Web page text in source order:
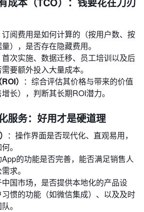
订阅费用是如何计算的（按用户数、按
），是否存在隐藏费用。
首次实施、数据迁移、员工培训以及后
要额外投入大量成本。
） ：综合评估其价格与带来的价值
增长），判断其长期ROI潜力。
服务：好用才是硬道理
：操作界面是否现代化、直观易用，
。
的功能是否完善，能否满足销售人
求。
中国市场，是否提供本地化的产品设
惯的功能（如微信集成）、以及及时
。